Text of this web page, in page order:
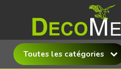
Toutes les catégories